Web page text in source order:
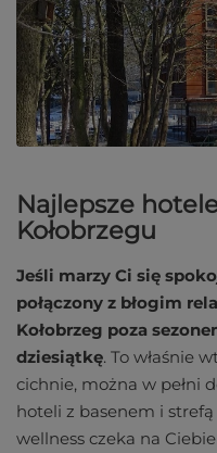
Najlepsze
Kołobrzegu
Jeśli marzy Ci się
połączony z błogim
Kołobrzeg poza
dziesiątkę. To właśnie
cichnie, można w pełni
hoteli z basenem i
wellness czeka na